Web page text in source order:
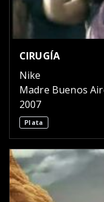
CIRUGÍA
Nike
Madre Buenos
2007
Plata